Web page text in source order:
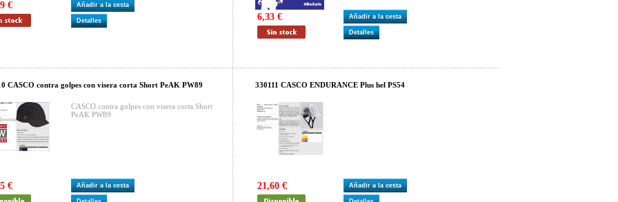
€ Añadir a la cesta
Detalles 6,33 € Añadir a la cesta
Detalles
CASCO contra golpes con visera corta Short PeAK PW89
CASCO contra golpes con visera corta Short
PeAK PW89
€ Añadir a la cesta
330111 CASCO ENDURANCE Plus hel PS54
21,60 € Añadir a la cesta